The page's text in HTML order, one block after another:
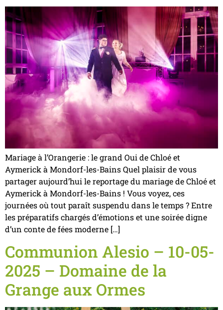
Mariage à l’Orangerie : le grand Oui de Chloé et
Aymerick à Mondorf-les-Bains Quel plaisir de vous
partager aujourd’hui le reportage du mariage de Chloé et
Aymerick à Mondorf-les-Bains ! Vous voyez, ces
journées où tout paraît suspendu dans le temps ? Entre
les préparatifs chargés d’émotions et une soirée digne
d’un conte de fées moderne […]
Communion Alesio – 10-05-
2025 – Domaine de la
Grange aux Ormes